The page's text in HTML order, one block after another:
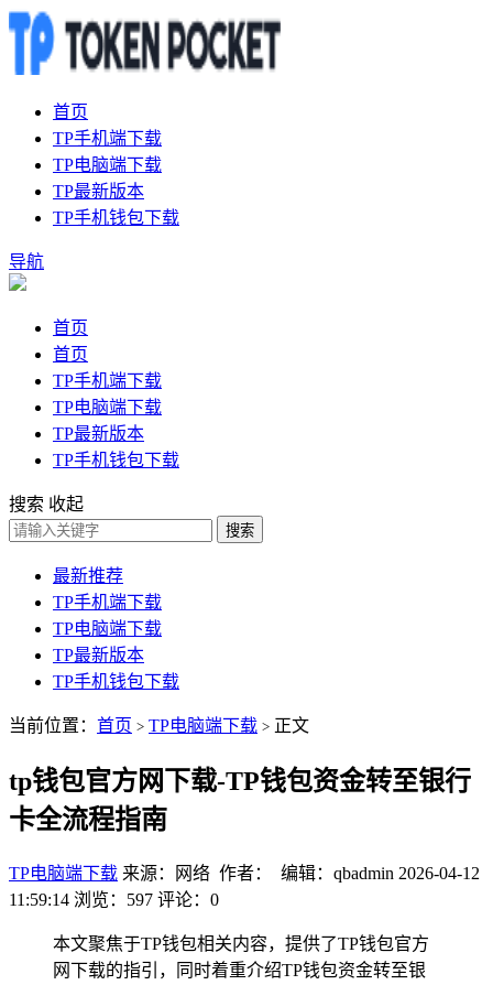
首页
TP手机端下载
TP电脑端下载
TP最新版本
TP手机钱包下载
导航
首页
首页
TP手机端下载
TP电脑端下载
TP最新版本
TP手机钱包下载
搜索 收起
搜索
最新推荐
TP手机端下载
TP电脑端下载
TP最新版本
TP手机钱包下载
当前位置： 首页 > TP电脑端下载 > 正文
tp钱包官方网下载-TP钱包资金转至银行
卡全流程指南
TP电脑端下载 来源：网络 作者： 编辑：qbadmin 2026-04-12
11:59:14 浏览：597 评论：0
本文聚焦于TP钱包相关内容，提供了TP钱包官方
网下载的指引，同时着重介绍TP钱包资金转至银